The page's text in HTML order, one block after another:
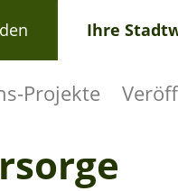
Ihre
Projekte